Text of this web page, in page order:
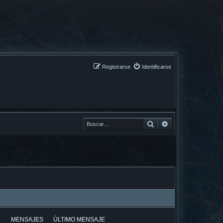
Identificarse
Registrarse
Buscar
MENSAJES ÚLTIMO MENSAJE